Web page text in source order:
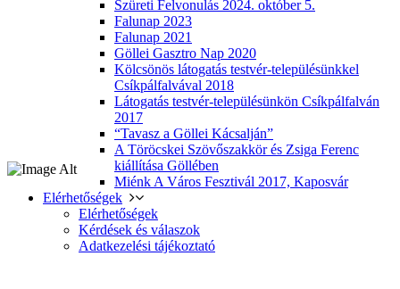
Szüreti Felvonulás 2024. október 5.
Falunap 2023
Falunap 2021
Göllei Gasztro Nap 2020
Kölcsönös látogatás testvér-településünkkel
Csíkpálfalvával 2018
Látogatás testvér-településünkön Csíkpálfalván
2017
“Tavasz a Göllei Kácsalján”
A Töröcskei Szövőszakkör és Zsiga Ferenc
kiállítása Göllében
Miénk A Város Fesztivál 2017, Kaposvár
Elérhetőségek
Elérhetőségek
Kérdések és válaszok
Adatkezelési tájékoztató